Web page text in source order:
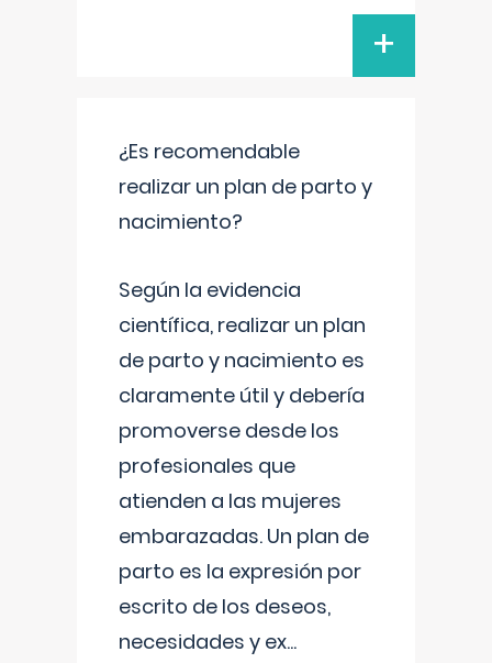
+
¿Es recomendable
realizar un plan de parto y
nacimiento?
Según la evidencia
científica, realizar un plan
de parto y nacimiento es
claramente útil y debería
promoverse desde los
profesionales que
atienden a las mujeres
embarazadas. Un plan de
parto es la expresión por
escrito de los deseos,
necesidades y ex...